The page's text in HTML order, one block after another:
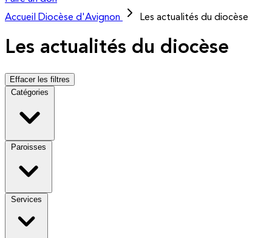
Accueil
Diocèse d'Avignon Les actualités du diocèse
Les actualités du diocèse
Effacer les filtres
Catégories
Paroisses
Services